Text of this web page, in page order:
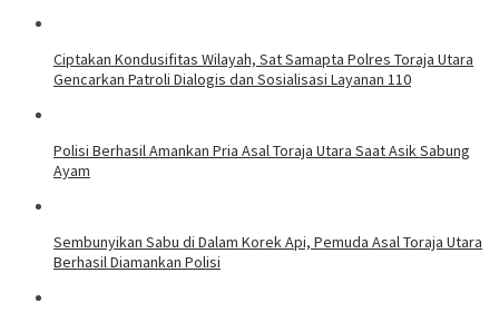
Ciptakan Kondusifitas Wilayah, Sat Samapta Polres Toraja Utara
Gencarkan Patroli Dialogis dan Sosialisasi Layanan 110
Polisi Berhasil Amankan Pria Asal Toraja Utara Saat Asik Sabung
Ayam
Sembunyikan Sabu di Dalam Korek Api, Pemuda Asal Toraja Utara
Berhasil Diamankan Polisi